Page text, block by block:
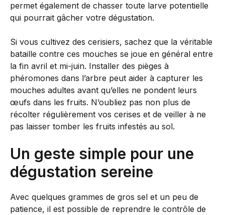
permet également de chasser toute larve potentielle
qui pourrait gâcher votre dégustation.
Si vous cultivez des cerisiers, sachez que la véritable
bataille contre ces mouches se joue en général entre
la fin avril et mi-juin. Installer des pièges à
phéromones dans l’arbre peut aider à capturer les
mouches adultes avant qu’elles ne pondent leurs
œufs dans les fruits. N’oubliez pas non plus de
récolter régulièrement vos cerises et de veiller à ne
pas laisser tomber les fruits infestés au sol.
Un geste simple pour une
dégustation sereine
Avec quelques grammes de gros sel et un peu de
patience, il est possible de reprendre le contrôle de